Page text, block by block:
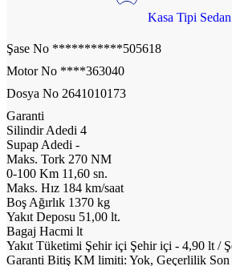
Kasa Tipi Sedan
Şase No ***********505618
Motor No ****363040
Dosya No 2641010173
Garanti
Silindir Adedi 4
Supap Adedi -
Maks. Tork 270 NM
0-100 Km 11,60 sn.
Maks. Hız 184 km/saat
Boş Ağırlık 1370 kg
Yakıt Deposu 51,00 lt.
Bagaj Hacmi lt
Yakıt Tüketimi Şehir içi Şehir içi - 4,90 lt /
Garanti Bitiş KM limiti: Yok, Geçerlilik